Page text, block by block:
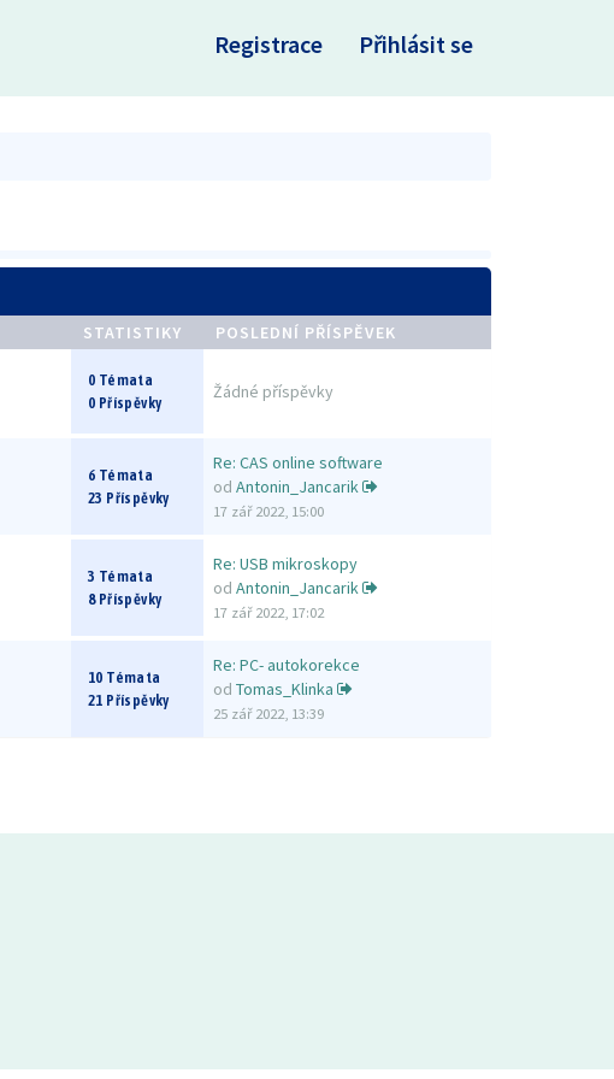
Registrace Přihlásit se
STATISTIKY POSLEDNÍ PŘÍSPĚVEK
0 Témata
0 Příspěvky
Žádné příspěvky
6 Témata
23 Příspěvky
Re: CAS online software
od Antonin_Jancarik
17 zář 2022, 15:00
3 Témata
8 Příspěvky
Re: USB mikroskopy
od Antonin_Jancarik
17 zář 2022, 17:02
10 Témata
21 Příspěvky
Re: PC- autokorekce
od Tomas_Klinka
25 zář 2022, 13:39